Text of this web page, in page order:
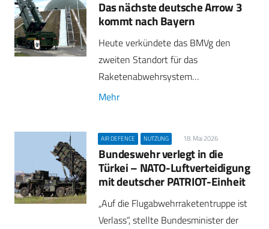
Das nächste deutsche Arrow 3
kommt nach Bayern
Heute verkündete das BMVg den
zweiten Standort für das
Raketenabwehrsystem…
Mehr
AIR DEFENCE NUTZUNG 18. Mai 2026
Bundeswehr verlegt in die
Türkei – NATO-Luftverteidigung
mit deutscher PATRIOT-Einheit
„Auf die Flugabwehrraketentruppe ist
Verlass“, stellte Bundesminister der